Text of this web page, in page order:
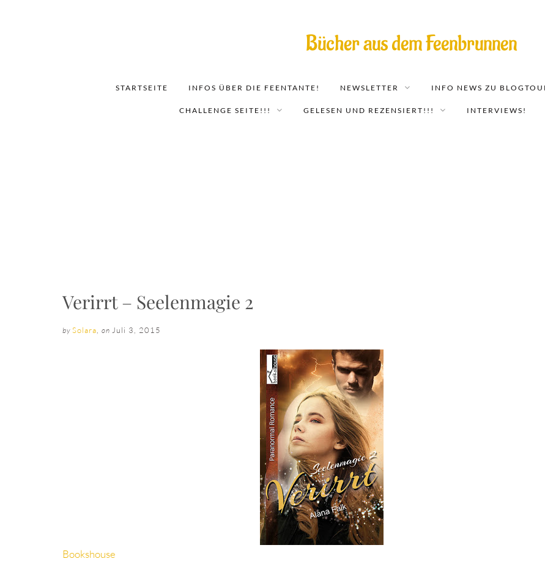
Bücher aus dem Feenbrunnen
STARTSEITE INFOS ÜBER DIE FEENTANTE! NEWSLETTER INFO NEWS ZU
CHALLENGE SEITE!!! GELESEN UND REZENSIERT!!! INTERVIEWS!
Verirrt – Seelenmagie 2
by Solara on Juli 3, 2015
Bookshouse